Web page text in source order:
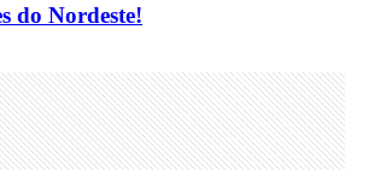
do Nordeste!